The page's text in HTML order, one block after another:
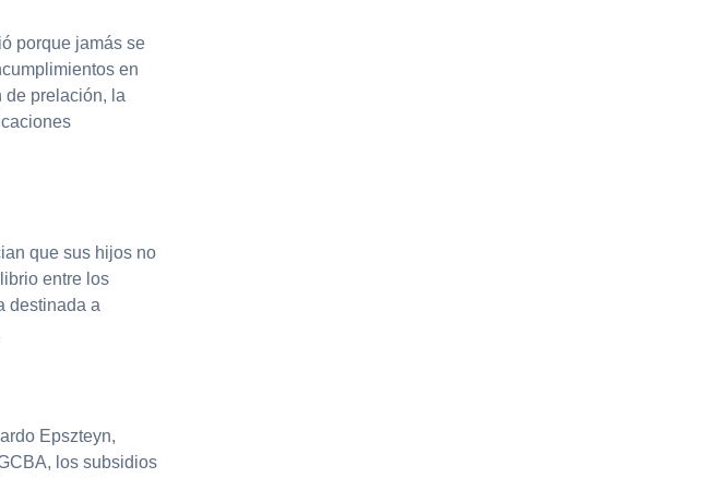
porque jamás se
en
de prelación, la
que sus hijos no
entre los
destinada a
Epszteyn,
los subsidios